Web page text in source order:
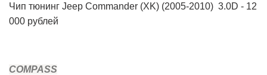
Чип тюнинг Jeep Commander (XK) (2005-2010) 3.0D - 12
000 рублей
COMPASS